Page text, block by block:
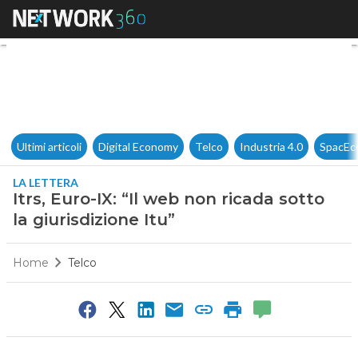
Itrs, Euro-IX: “Il web non
Ultimi articoli Digital Economy Telco Industria 4.0
LA LETTERA
Itrs, Euro-IX: “Il web non ricada sotto
la giurisdizione Itu”
Home Telco